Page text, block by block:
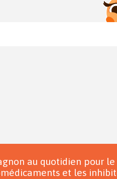
au quotidien pour le
et les